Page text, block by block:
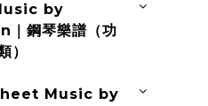
by
鋼琴樂譜（功
）
Music by